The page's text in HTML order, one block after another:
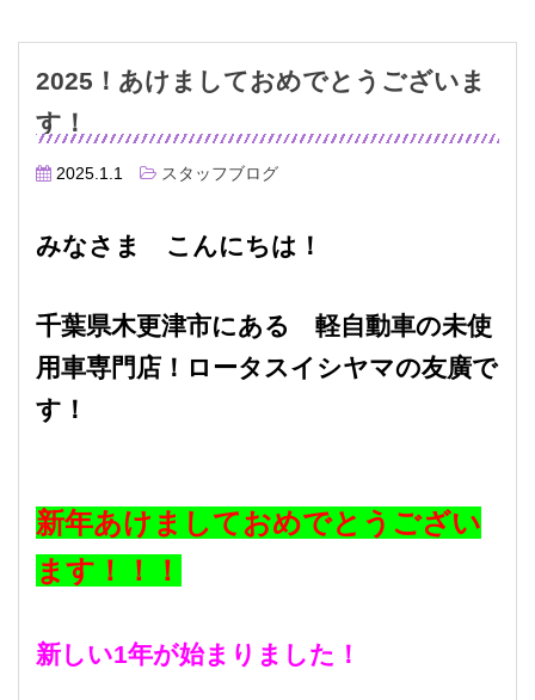
2025！あけましておめでとうございま
す！
2025.1.1 スタッフブログ
みなさま こんにちは！
千葉県木更津市にある 軽自動車の未使
用車専門店！ロータスイシヤマの友廣で
す！
新年あけましておめでとうござい
ます！！！
新しい1年が始まりました！